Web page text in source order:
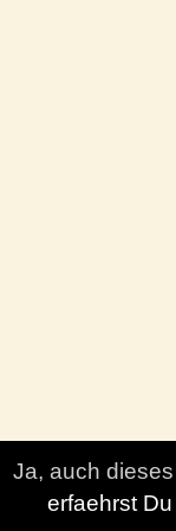
Ja, auch
erfaehrst